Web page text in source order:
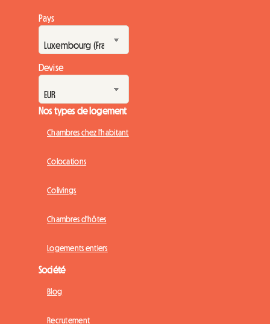
Pays
Devise
Nos types de logement
Chambres chez l'habitant
Colocations
Colivings
Chambres d'hôtes
Logements entiers
Société
Blog
Recrutement